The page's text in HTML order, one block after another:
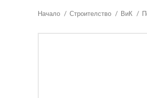
Начало Строителство ВиК